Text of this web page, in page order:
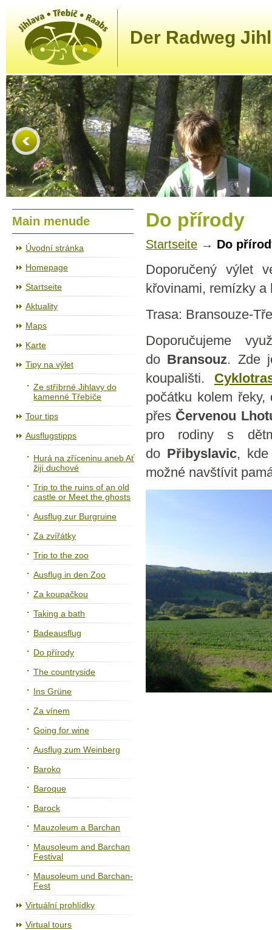
Der Radweg
Der Radweg Jihlava – Třebíč – Raabs
Main menude
Úvodní stránka
Homepage
Startseite
Aktuality
Maps
Karte
Tipy na výlet
Ze stříbrné Jihlavy do
kamenné Třebíče
Tour tips
Ausflugstipps
Hurá na zříceninu aneb Ať
žijí duchové
Trip to the ruins of an old
castle or Meet the ghosts
Ausflug zur Burgruine
Za zvířátky
Trip to the zoo
Ausflug in den Zoo
Za koupačkou
Taking a bath
Badeausflug
Do přírody
The countryside
Ins Grüne
Za vínem
Going for wine
Ausflug zum Weinberg
Baroko
Baroque
Barock
Mauzoleum a Barchan
Mausoleum and Barchan
Festival
Mausoleum und Barchan-
Fest
Virtuální prohlídky
Virtual tours
Do přírody
Startseite → Do
Doporučený výlet
křovinami, remízky a
Trasa: Bransouze-
Doporučujeme
do Bransouz. Zde
koupališti.
počátku kolem
přes Červenou
pro rodiny s
do Přibyslavic, kde
možné navštívit